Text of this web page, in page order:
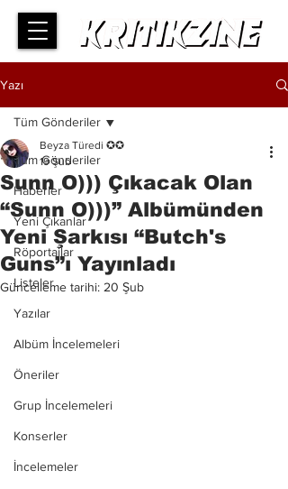
Yazı
Tüm Gönderiler
Haberler
Yeni Çıkanlar
Röportajlar
Listeler
Yazılar
Albüm İncelemeleri
Öneriler
Grup İncelemeleri
Konserler
İncelemeler
Tüm Gönderiler
Sunn O))) Çıkacak Olan
“Sunn O)))” Albümünden
Yeni Şarkısı “Butch's
Guns”ı Yayınladı
Beyza Türedi ✪✪
19 Şub
Güncelleme tarihi: 20 Şub